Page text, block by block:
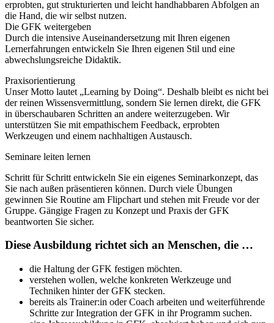
erprobten, gut strukturierten und leicht handhabbaren Abfolgen an
die Hand, die wir selbst nutzen.
Die GFK weitergeben
Durch die intensive Auseinandersetzung mit Ihren eigenen
Lernerfahrungen entwickeln Sie Ihren eigenen Stil und eine
abwechslungsreiche Didaktik.
Praxisorientierung
Unser Motto lautet „Learning by Doing“. Deshalb bleibt es nicht bei
der reinen Wissensvermittlung, sondern Sie lernen direkt, die GFK
in überschaubaren Schritten an andere weiterzugeben. Wir
unterstützen Sie mit empathischem Feedback, erprobten
Werkzeugen und einem nachhaltigen Austausch.
Seminare leiten lernen
Schritt für Schritt entwickeln Sie ein eigenes Seminarkonzept, das
Sie nach außen präsentieren können. Durch viele Übungen
gewinnen Sie Routine am Flipchart und stehen mit Freude vor der
Gruppe. Gängige Fragen zu Konzept und Praxis der GFK
beantworten Sie sicher.
Diese Ausbildung richtet sich an Menschen, die …
die Haltung der GFK festigen möchten.
verstehen wollen, welche konkreten Werkzeuge und
Techniken hinter der GFK stecken.
bereits als Trainer:in oder Coach arbeiten und weiterführende
Schritte zur Integration der GFK in ihr Programm suchen.